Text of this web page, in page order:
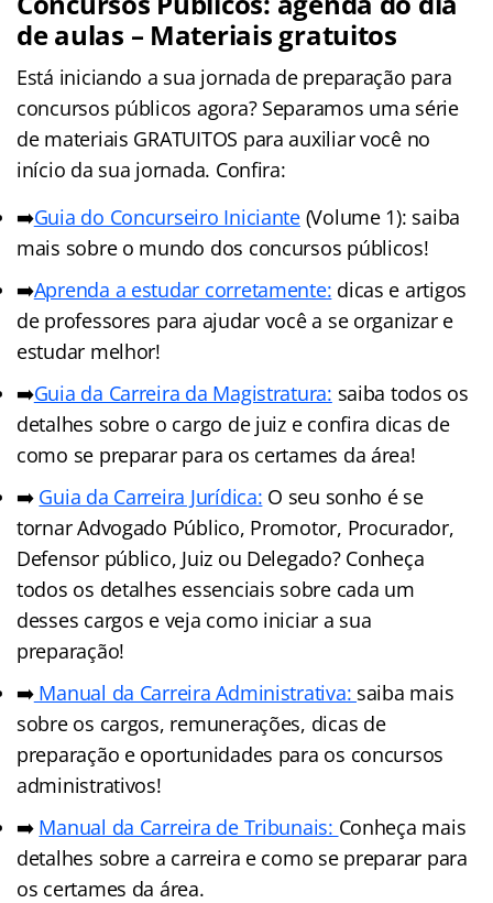
de aulas – Materiais gratuitos
Está iniciando a sua jornada de preparação para
concursos públicos agora? Separamos uma série
de materiais GRATUITOS para auxiliar você no
início da sua jornada. Confira:
➡️Guia do Concurseiro Iniciante(Volume 1): saiba
mais sobre o mundo dos concursos públicos!
➡️Aprenda a estudar corretamente: dicas e artigos
de professores para ajudar você a se organizar e
estudar melhor!
➡️Guia da Carreira da Magistratura: saiba todos os
detalhes sobre o cargo de juiz e confira dicas de
como se preparar para os certames da área!
➡️ Guia da Carreira Jurídica: O seu sonho é se
tornar Advogado Público, Promotor, Procurador,
Defensor público, Juiz ou Delegado? Conheça
todos os detalhes essenciais sobre cada um
desses cargos e veja como iniciar a sua
preparação!
➡️Manual da Carreira Administrativa: saiba mais
sobre os cargos, remunerações, dicas de
preparação e oportunidades para os concursos
administrativos!
➡️ Manual da Carreira de Tribunais: Conheça mais
detalhes sobre a carreira e como se preparar para
os certames da área.